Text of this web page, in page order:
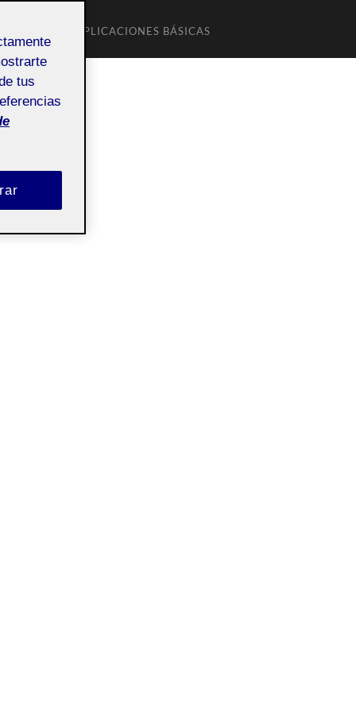
DE LAS APLICACIONES BÁSICAS
tus